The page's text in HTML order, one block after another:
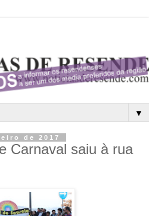
▼
de 2017
Carnaval saiu à rua